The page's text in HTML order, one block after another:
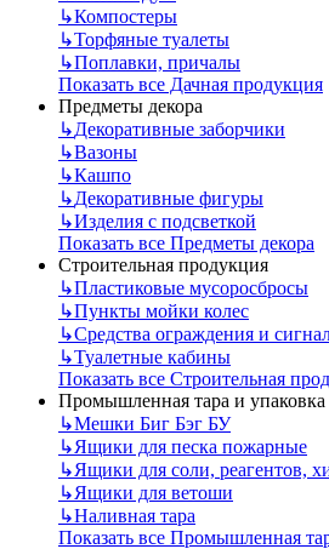
↳Компостеры
↳Торфяные туалеты
↳Поплавки, причалы
Показать все Дачная продукция
Предметы декора
↳Декоративные заборчики
↳Вазоны
↳Кашпо
↳Декоративные фигуры
↳Изделия с подсветкой
Показать все Предметы декора
Строительная продукция
↳Пластиковые мусоросбросы
↳Пункты мойки колес
↳Средства ограждения и
↳Туалетные кабины
Показать все Строительная
Промышленная тара и упаковка
↳Мешки Биг Бэг БУ
↳Ящики для песка пожарные
↳Ящики для соли, реагентов,
↳Ящики для ветоши
↳Наливная тара
Показать все Промышленная